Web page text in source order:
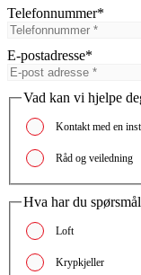
Telefonnummer*
E-postadresse*
Vad kan vi hjelpe
Kontakt med en
Råd og veiledning
Hva har du
Loft
Krypkjeller